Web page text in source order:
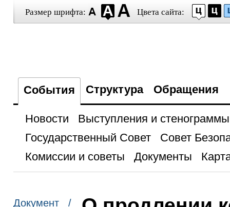
Размер шрифта: Цвета сайта:
События Структура Обращения
Новости
Выступления и стенограммы
Государственный Совет
Совет
Комиссии и советы
Документы
Документ /